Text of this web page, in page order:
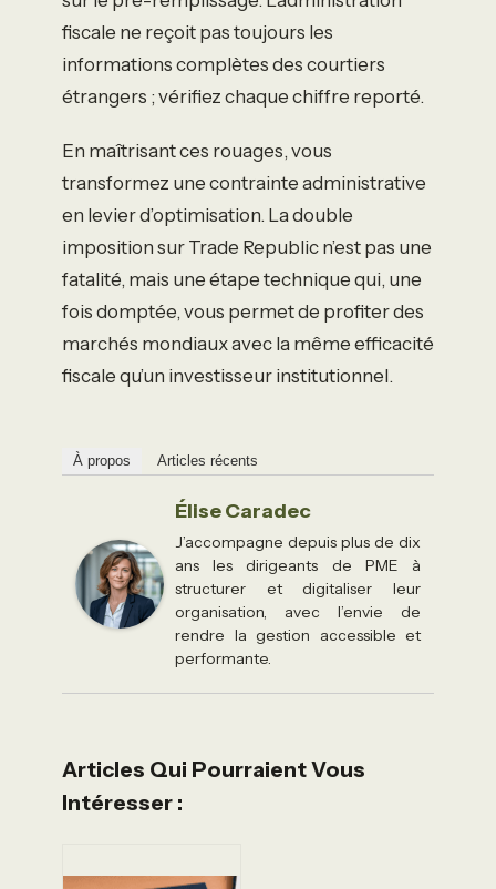
fiscale ne reçoit pas toujours les
informations complètes des courtiers
étrangers ; vérifiez chaque chiffre reporté.
En maîtrisant ces rouages, vous
transformez une contrainte administrative
en levier d’optimisation. La double
imposition sur Trade Republic n’est pas une
fatalité, mais une étape technique qui, une
fois domptée, vous permet de profiter des
marchés mondiaux avec la même efficacité
fiscale qu’un investisseur institutionnel.
À propos Articles récents
Élise Caradec
J’accompagne depuis plus de dix
ans les dirigeants de PME à
structurer et digitaliser leur
organisation, avec l’envie de
rendre la gestion accessible et
performante.
Articles Qui Pourraient Vous
Intéresser :